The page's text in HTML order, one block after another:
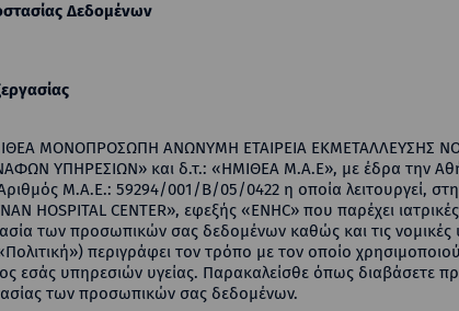
Δεδομένων
ΜΟΝΟΠΡΟΣΩΠΗ ΑΝΩΝΥΜΗ ΕΤΑΙΡΕΙΑ ΕΚΜΕΤΑΛΛΕΥΣΗΣ
ΥΠΗΡΕΣΙΩΝ» και δ.τ.: «ΗΜΙΘΕΑ Μ.Α.Ε», με έδρα την
Μ.Α.Ε.: 59294/001/Β/05/0422 η οποία λειτουργεί,
HOSPITAL CENTER», εφεξής «ENHC» που παρέχει
των προσωπικών σας δεδομένων καθώς και τις νομικές
περιγράφει τον τρόπο με τον οποίο
εσάς υπηρεσιών υγείας. Παρακαλείσθε όπως διαβάσετε
των προσωπικών σας δεδομένων.